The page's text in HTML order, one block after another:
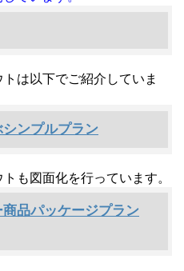
は以下でご紹介していま
ンプルプラン
も図面化を行っています。
品パッケージプラン